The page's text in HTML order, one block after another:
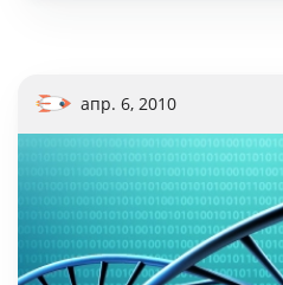
апр. 6, 2010